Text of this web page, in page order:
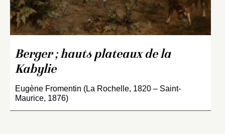
Berger ; hauts plateaux de la
Kabylie
Eugène Fromentin (La Rochelle, 1820 – Saint-
Maurice, 1876)